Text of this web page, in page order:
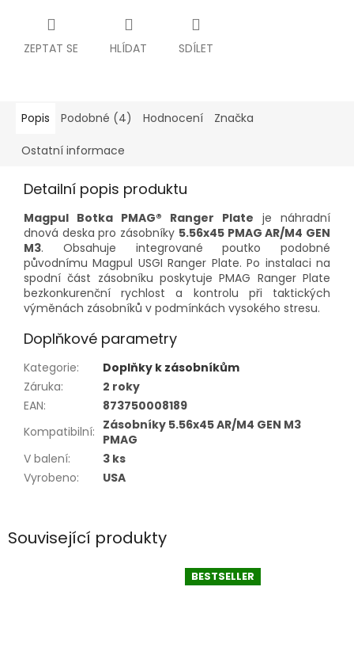
ZEPTAT SE HLÍDAT SDÍLET
Související produkty
BESTSELLER
Popis Podobné (4) Hodnocení Značka
Ostatní informace
Detailní popis produktu
Magpul Botka PMAG® Ranger Plate je náhradní
dnová deska pro zásobníky 5.56x45 PMAG AR/M4 GEN
M3. Obsahuje integrované poutko podobné
původnímu Magpul USGI Ranger Plate. Po instalaci na
spodní část zásobníku poskytuje PMAG Ranger Plate
bezkonkurenční rychlost a kontrolu při taktických
výměnách zásobníků v podmínkách vysokého stresu.
Doplňkové parametry
Kategorie:
Doplňky k zásobníkům
Záruka:
2 roky
EAN:
873750008189
Kompatibilní: Zásobníky 5.56x45 AR/M4 GEN M3
PMAG
V balení:
3 ks
Vyrobeno: USA